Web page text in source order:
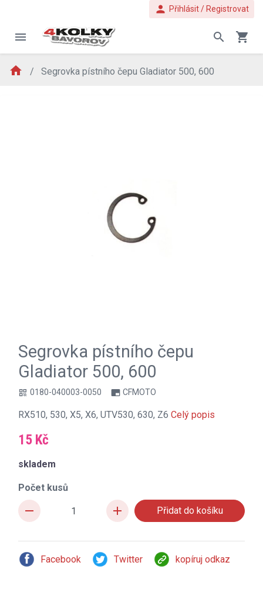
person Přihlásit / Registrovat
menu search shopping_cart
home Segrovka pístního čepu Gladiator 500, 600
Segrovka pístního čepu
Gladiator 500, 600
qr_code 0180-040003-0050 branding_watermark CFMOTO
RX510, 530, X5, X6, UTV530, 630, Z6 Celý popis
15 Kč
skladem
Počet kusů
remove add
Facebook Twitter kopíruj odkaz